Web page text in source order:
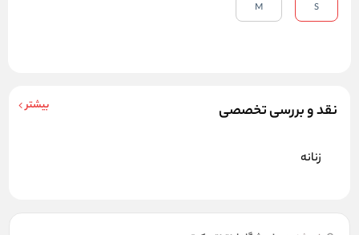
نقد و بررسی تخصصی بیشتر
زنانه
S
M